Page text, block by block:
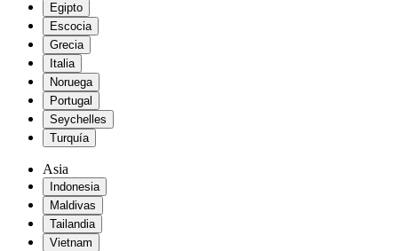
Egipto
Escocia
Grecia
Italia
Noruega
Portugal
Seychelles
Turquía
Asia
Indonesia
Maldivas
Tailandia
Vietnam